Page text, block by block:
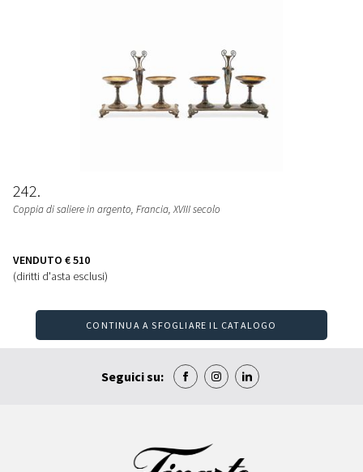
242
Coppia di saliere in argento, Francia, XVIII secolo
VENDUTO € 510
(diritti d'asta esclusi)
CONTINUA A SFOGLIARE IL CATALOGO
Seguici su: